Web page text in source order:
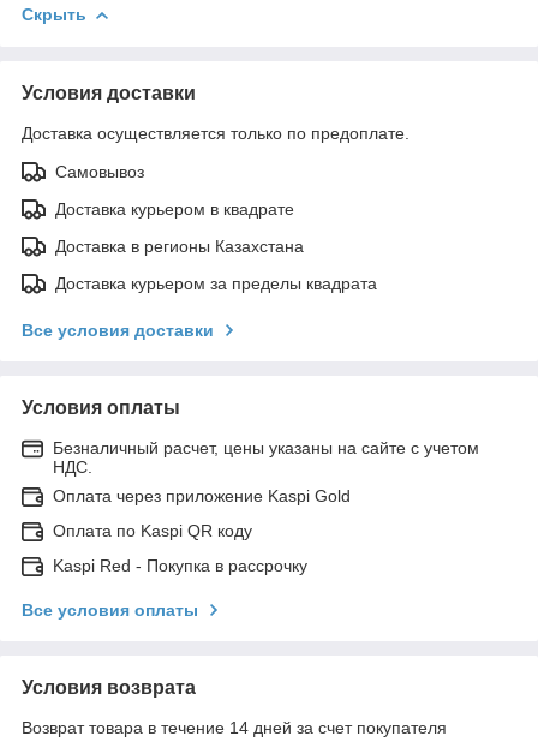
Скрыть
Условия доставки
Доставка осуществляется только по предоплате.
Самовывоз
Доставка курьером в квадрате
Доставка в регионы Казахстана
Доставка курьером за пределы квадрата
Все условия доставки
Условия оплаты
Безналичный расчет, цены указаны на сайте с учетом
НДС.
Оплата через приложение Kaspi Gold
Оплата по Kaspi QR коду
Kaspi Red - Покупка в рассрочку
Все условия оплаты
Условия возврата
Возврат товара в течение 14 дней за счет покупателя